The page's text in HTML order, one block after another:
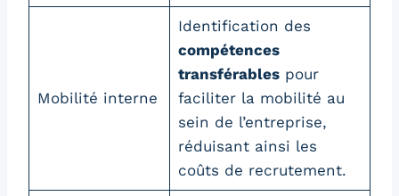
Mobilité interne
Identification des
compétences
transférablespour
faciliter la mobilité au
sein de l’entreprise,
réduisant ainsi les
coûts de recrutement.